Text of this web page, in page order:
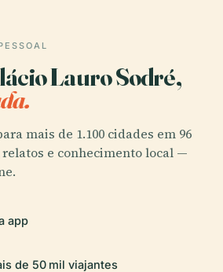
Lauro Sodré,
mais de 1.100 cidades em 96
e conhecimento local —
app
de 50 mil viajantes